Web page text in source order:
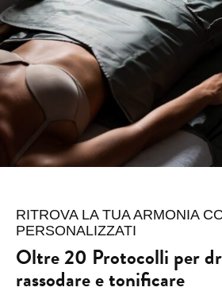
RITROVA LA TUA ARMONIA
PERSONALIZZATI
Oltre 20 Protocolli per
rassodare e tonificare